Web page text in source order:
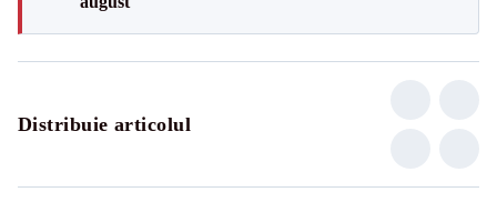
Distribuie articolul